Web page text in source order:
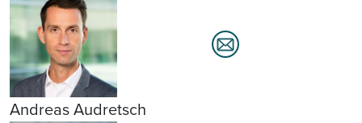
Andreas Audretsch